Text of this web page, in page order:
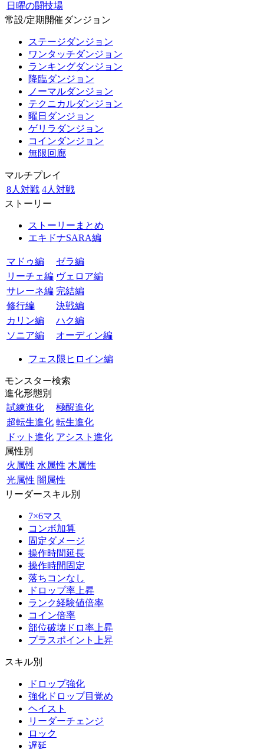
日曜の闘技場
常設/定期開催ダンジョン
ステージダンジョン
ワンタッチダンジョン
ランキングダンジョン
降臨ダンジョン
ノーマルダンジョン
テクニカルダンジョン
曜日ダンジョン
ゲリラダンジョン
コインダンジョン
無限回廊
マルチプレイ
8人対戦 4人対戦
ストーリー
ストーリーまとめ
エキドナSARA編
マドゥ編
ゼラ編
リーチェ編 ヴェロア編
サレーネ編 完結編
修行編
決戦編
カリン編
ハク編
ソニア編
オーディン編
フェス限ヒロイン編
モンスター検索
進化形態別
試練進化
極醒進化
超転生進化 転生進化
ドット進化 アシスト進化
属性別
火属性 水属性 木属性
光属性 闇属性
リーダースキル別
7×6マス
コンボ加算
固定ダメージ
操作時間延長
操作時間固定
落ちコンなし
ドロップ率上昇
ランク経験値倍率
コイン倍率
部位破壊ドロ率上昇
プラスポイント上昇
スキル別
ドロップ強化
強化ドロップ目覚め
ヘイスト
リーダーチェンジ
ロック
遅延